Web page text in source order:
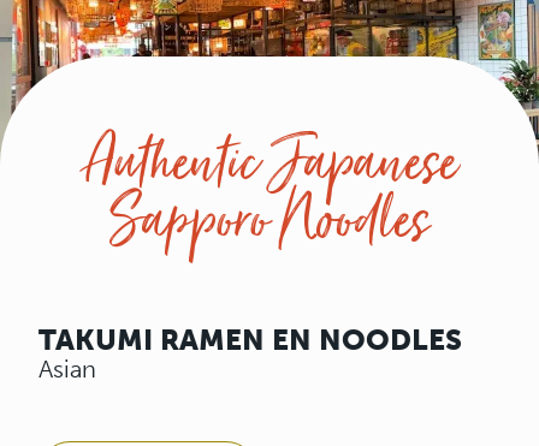
Authentic Japanese
Sapporo Noodles
TAKUMI RAMEN EN NOODLES
Asian